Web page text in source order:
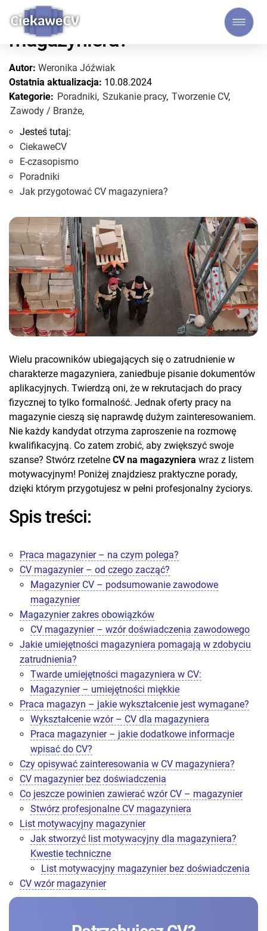
Jak przygotować CV
magazyniera?
Autor: Weronika Jóźwiak
Ostatnia aktualizacja: 10.08.2024
Kategorie: Poradniki, Szukanie pracy, Tworzenie CV,
Zawody / Branże,
Jesteś tutaj:
CiekaweCV
E-czasopismo
Poradniki
Jak przygotować CV magazyniera?
Wielu pracowników ubiegających się o zatrudnienie w
charakterze magazyniera, zaniedbuje pisanie dokumentów
aplikacyjnych. Twierdzą oni, że w rekrutacjach do pracy
fizycznej to tylko formalność. Jednak oferty pracy na
magazynie cieszą się naprawdę dużym zainteresowaniem.
Nie każdy kandydat otrzyma zaproszenie na rozmowę
kwalifikacyjną. Co zatem zrobić, aby zwiększyć swoje
szanse? Stwórz rzetelne CV na magazyniera wraz z listem
motywacyjnym! Poniżej znajdziesz praktyczne porady,
dzięki którym przygotujesz w pełni profesjonalny życiorys.
Spis treści:
Praca magazynier – na czym polega?
CV magazynier – od czego zacząć?
Magazynier CV – podsumowanie zawodowe
magazynier
Magazynier zakres obowiązków
CV magazynier – wzór doświadczenia zawodowego
Jakie umiejętności magazyniera pomagają w zdobyciu
zatrudnienia?
Twarde umiejętności magazyniera w CV:
Magazynier – umiejętności miękkie
Praca magazyn – jakie wykształcenie jest wymagane?
Wykształcenie wzór – CV dla magazyniera
Praca magazynier – jakie dodatkowe informacje
wpisać do CV?
Czy opisywać zainteresowania w CV magazyniera?
CV magazynier bez doświadczenia
Co jeszcze powinien zawierać wzór CV – magazynier
Stwórz profesjonalne CV magazyniera
List motywacyjny magazynier
Jak stworzyć list motywacyjny dla magazyniera?
Kwestie techniczne
List motywacyjny magazynier bez doświadczenia
CV wzór magazynier